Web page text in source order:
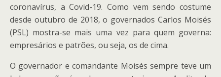
coronavírus, a Covid-19. Como vem sendo costume
desde outubro de 2018, o governados Carlos Moisés
(PSL) mostra-se mais uma vez para quem governa:
empresários e patrões, ou seja, os de cima.
O governador e comandante Moisés sempre teve um